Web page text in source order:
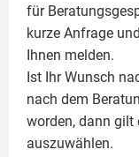
für
kurze Anfrage
Ihnen melden.
Ist Ihr Wunsch
nach dem
worden, dann gilt
auszuwählen.